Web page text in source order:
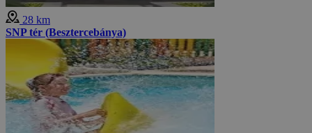
28 km
SNP tér (Besztercebánya)